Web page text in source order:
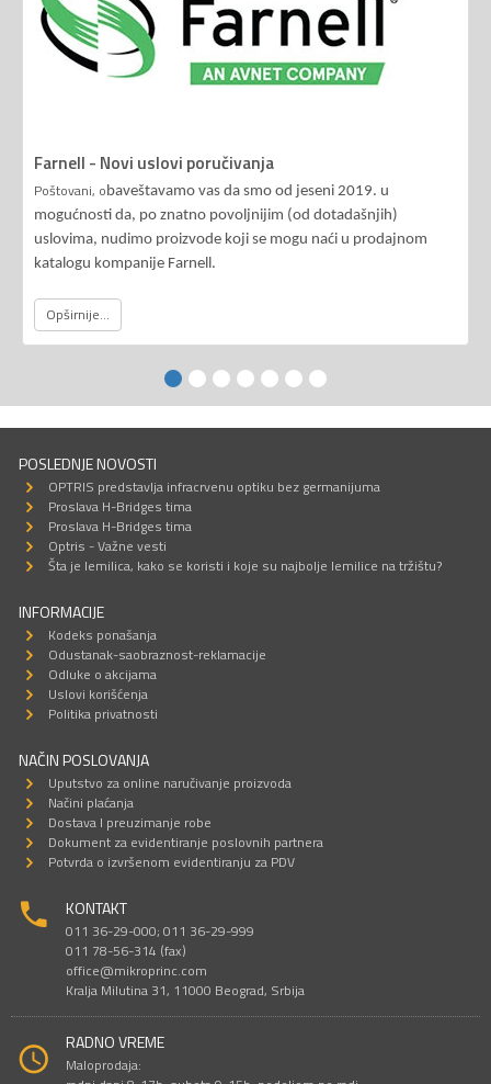
Farnell - Novi uslovi poručivanja
Poštovani, o baveštavamo vas da smo od jeseni 2019. u
mogućnosti da, po znatno povoljnijim (od dotadašnjih)
uslovima, nudimo proizvode koji se mogu naći u prodajnom
katalogu kompanije Farnell.
Opširnije...
POSLEDNJE NOVOSTI
OPTRIS predstavlja infracrvenu optiku bez germanijuma
Proslava H-Bridges tima
Proslava H-Bridges tima
Optris - Važne vesti
Šta je lemilica, kako se koristi i koje su najbolje lemilice na tržištu?
INFORMACIJE
Kodeks ponašanja
Odustanak-saobraznost-reklamacije
Odluke o akcijama
Uslovi korišćenja
Politika privatnosti
NAČIN POSLOVANJA
Uputstvo za online naručivanje proizvoda
Načini plaćanja
Dostava I preuzimanje robe
Dokument za evidentiranje poslovnih partnera
Potvrda o izvršenom evidentiranju za PDV
KONTAKT
011 36-29-000; 011 36-29-999
011 78-56-314 (fax)
office@mikroprinc.com
Kralja Milutina 31, 11000 Beograd, Srbija
RADNO VREME
Maloprodaja: